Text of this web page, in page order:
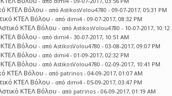
ΚΤΕΛ Βόλου - απόAstikosVolou4780 - 09-07-2017, 05:31 PM
ΚΤΕΛ Βόλου - από dimi4 - 09-07-2017, 08:32 PM
ΚΤΕΛ Βόλου - απόAstikosVolou4780 - 10-07-2017, 10:12
ΚΤΕΛ Βόλου - από dimi4 - 30-07-2017, 10:51 AM
ΚΤΕΛ Βόλου - απόAstikosVolou4780 - 03-08-2017, 09:07 PM
ΚΤΕΛ Βόλου - από dimi4 - 01-09-2017, 02:32 PM
ΚΤΕΛ Βόλου - απόAstikosVolou4780 - 02-09-2017, 10:41 PM
ΚΤΕΛ Βόλου - από patrinos - 04-09-2017, 01:07 AM
ΚΤΕΛ Βόλου - από dimi4 - 05-09-2017, 03:47 PM
ΚΤΕΛ Βόλου - από patrinos - 06-09-2017, 01:19 AM